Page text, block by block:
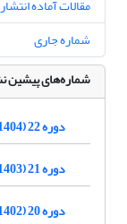
مقالات آماده انتشار
شماره جاری
شماره‌های پیشین
دوره 22 (1404)
دوره 21 (1403)
دوره 20 (1402)